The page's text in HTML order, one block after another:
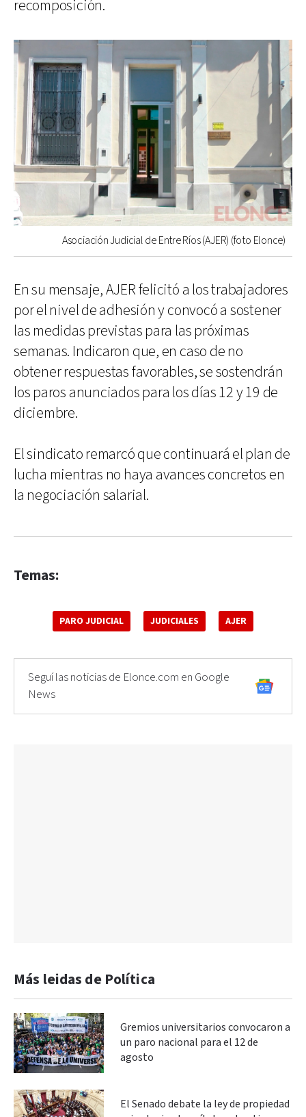
recomposición.
Asociación Judicial de Entre Ríos (AJER) (foto Elonce)
En su mensaje, AJER felicitó a los trabajadores
por el nivel de adhesión y convocó a sostener
las medidas previstas para las próximas
semanas. Indicaron que, en caso de no
obtener respuestas favorables, se sostendrán
los paros anunciados para los días 12 y 19 de
diciembre.
El sindicato remarcó que continuará el plan de
lucha mientras no haya avances concretos en
la negociación salarial.
Temas:
PARO JUDICIAL JUDICIALES AJER
Seguí las noticias de Elonce.com en Google
News
Más leidas de Política
Gremios universitarios convocaron a
un paro nacional para el 12 de
agosto
El Senado debate la ley de propiedad